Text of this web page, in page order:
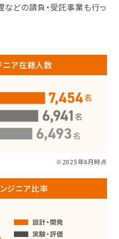
などの請負・受託事業も行っ
ニア在籍人数
※2025年6月時点
ジニア比率